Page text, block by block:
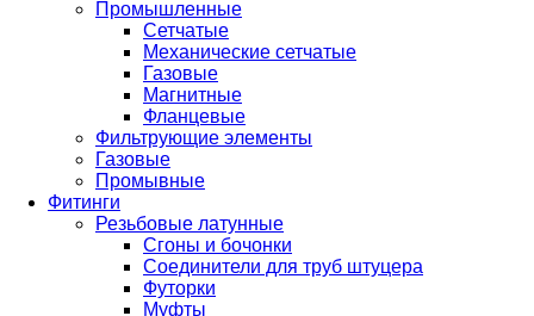
Промышленные
Сетчатые
Механические сетчатые
Газовые
Магнитные
Фланцевые
Фильтрующие элементы
Газовые
Промывные
Фитинги
Резьбовые латунные
Сгоны и бочонки
Соединители для труб штуцера
Футорки
Муфты